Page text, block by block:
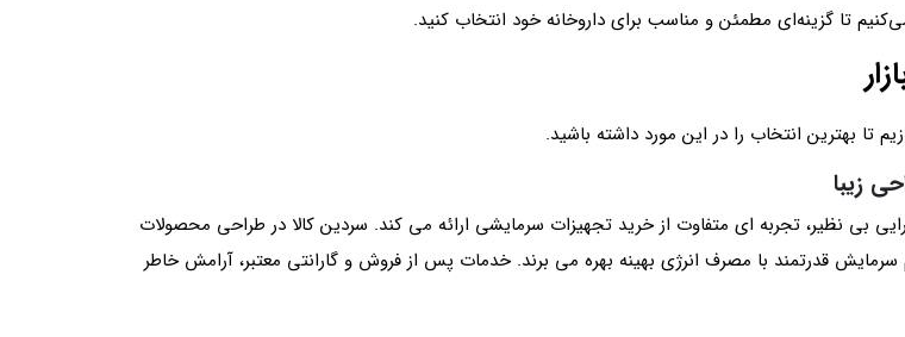
تا گزینه‌ای مطمئن و مناسب برای داروخانه خود انتخاب کنید.
تا بهترین انتخاب را در این مورد داشته باشید.
زیبا
بی‌ نظیر، تجربه‌ ای متفاوت از خرید تجهیزات سرمایشی ارائه می‌ کند. سردین کالا در طراحی محصولات
قدرتمند با مصرف انرژی بهینه بهره می‌ برند. خدمات پس از فروش و گارانتی معتبر، آرامش خاطر